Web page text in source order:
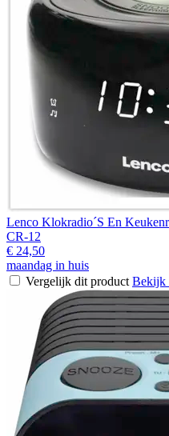
Lenco Klokradio´S En
CR-12
€ 24,50
maandag in huis
Vergelijk dit product Bekijk